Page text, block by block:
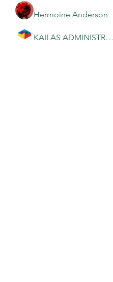
Hermoine Anderson
KAILAS ADMINISTRACIÓN